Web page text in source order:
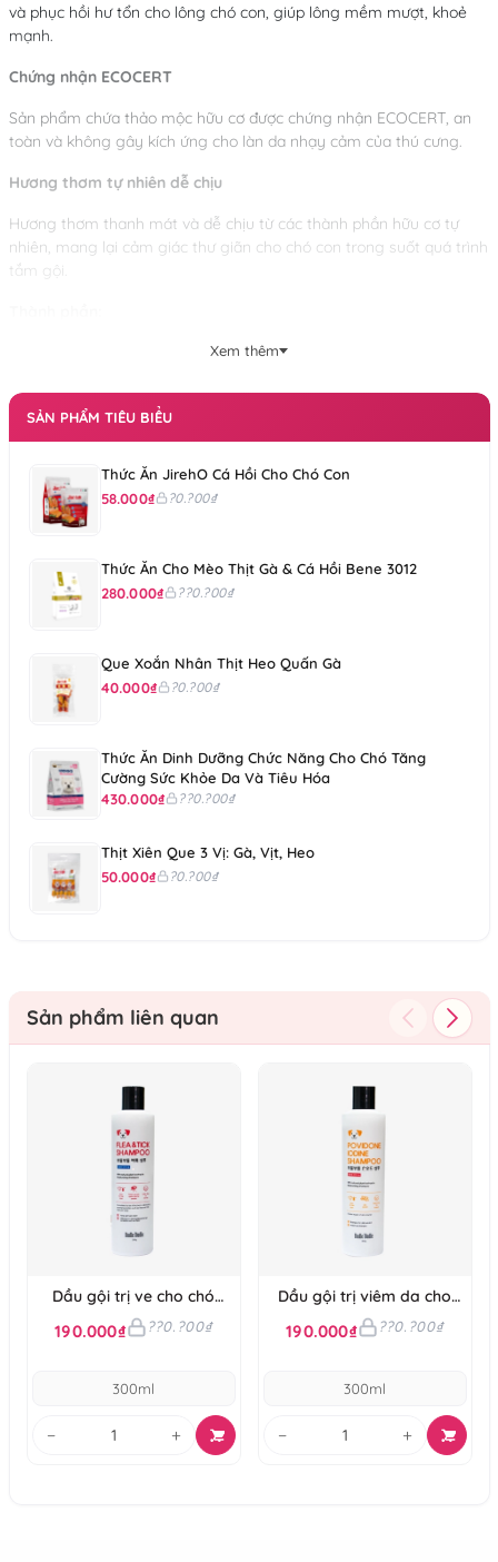
và phục hồi hư tổn cho lông chó con, giúp lông mềm mượt, khoẻ
mạnh.
Chứng nhận ECOCERT
Sản phẩm chứa thảo mộc hữu cơ được chứng nhận ECOCERT, an
toàn và không gây kích ứng cho làn da nhạy cảm của thú cưng.
Hương thơm tự nhiên dễ chịu
Hương thơm thanh mát và dễ chịu từ các thành phần hữu cơ tự
nhiên, mang lại cảm giác thư giãn cho chó con trong suốt quá trình
tắm gội.
Water; Sodium Laureth Sulfate; Ammonium Lauryl Sulfate;
Fragrance; Sodium Citrate; Cetrimonium Chloride; Dimethicone; 1,2-
Hexanediol; Cetyl Alcohol; Butylene Glycol; Polyquaternium-10;
Allantoin; Propolis Extract; Camellia Sinensis Leaf Water;
Rosmarinus Officinalis (Rosemary) Leaf Water; Illicium Verum
(Anise) Fruit Extract; Laureth-20; Laureth-3; Scutellaria Baicalensis
Root Extract; Jojoba Oil; Benzyl Alcohol; Dehydroacetic Acid.
Xem
Xem thêm
SẢN PHẨM TIÊU BIỂU
Thức Ăn JirehO Cá Hồi Cho Chó Con
58.000₫
?0.?00₫
Thức Ăn Cho Mèo Thịt Gà & Cá Hồi Bene 3012
280.000₫
??0.?00₫
Que Xoắn Nhân Thịt Heo Quấn Gà
40.000₫
?0.?00₫
Thức Ăn Dinh Dưỡng Chức Năng Cho Chó Tăng
Cường Sức Khỏe Da Và Tiêu Hóa
430.000₫
??0.?00₫
Thịt Xiên Que 3 Vị: Gà, Vịt, Heo
50.000₫
?0.?00₫
Sản phẩm liên quan
Dầu gội trị ve cho chó
Budle'Budle
190.000₫ ??0.?00₫
300ml
− +
Dầu gội trị viêm da cho
chó Budle'Budle
190.000₫ ??0.?00₫
300ml
− +